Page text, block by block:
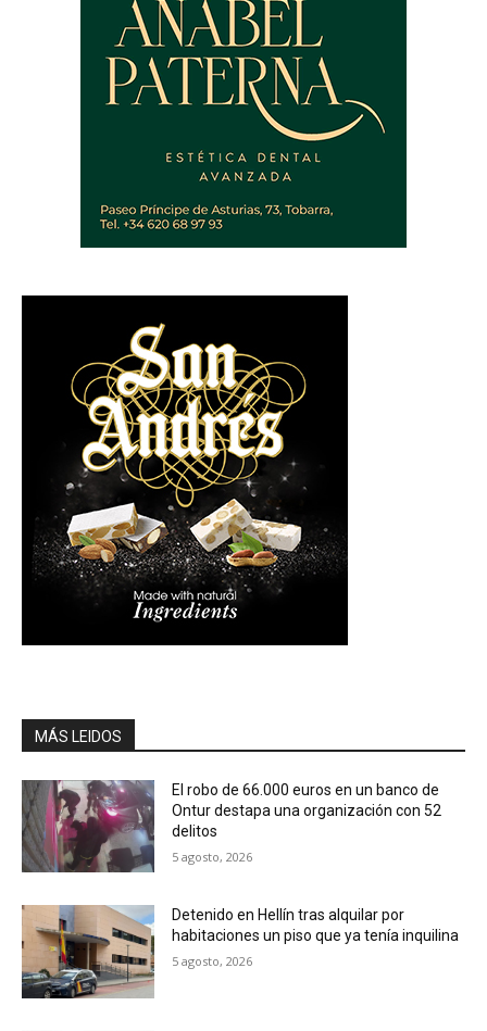
MÁS LEIDOS
El robo de 66.000 euros en un banco de
Ontur destapa una organización con 52
delitos
5 agosto, 2026
Detenido en Hellín tras alquilar por
habitaciones un piso que ya tenía inquilina
5 agosto, 2026